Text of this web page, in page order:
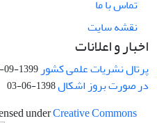
تماس با ما
نقشه سایت
اخبار و اعلانات
پرتال نشریات علمی کشور 1399-09-17
در صورت بروز اشکال1398-06-03
underCreative Commons